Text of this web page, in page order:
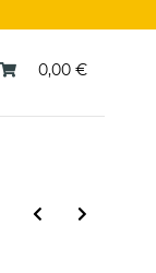
0,00 €